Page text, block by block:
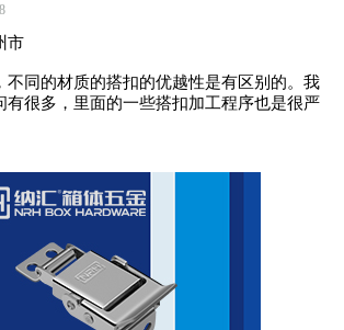
市
不同的材质的搭扣的优越性是有区别的。我
有很多，里面的一些搭扣加工程序也是很严